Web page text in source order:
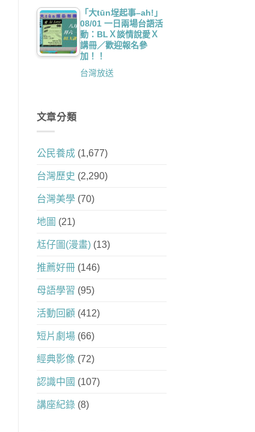
「大tūn埕起事–ah!」
08/01 一日兩場台語活
動：BLＸ談情說愛Ｘ
講冊／歡迎報名參
加！！
台灣放送
文章分類
公民養成(1,677)
台灣歷史 (2,290)
台灣美學(70)
地圖 (21)
尪仔圖(漫畫)(13)
推薦好冊(146)
母語學習 (95)
活動回顧 (412)
短片劇場(66)
經典影像 (72)
認識中國 (107)
講座紀錄(8)